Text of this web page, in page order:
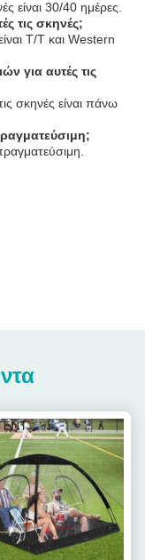
είναι 30/40 ημέρες.
τις σκηνές;
T/T και Western
για αυτές τις
σκηνές είναι πάνω